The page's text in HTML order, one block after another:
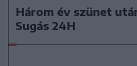
Három év szünet
Sugás 24H